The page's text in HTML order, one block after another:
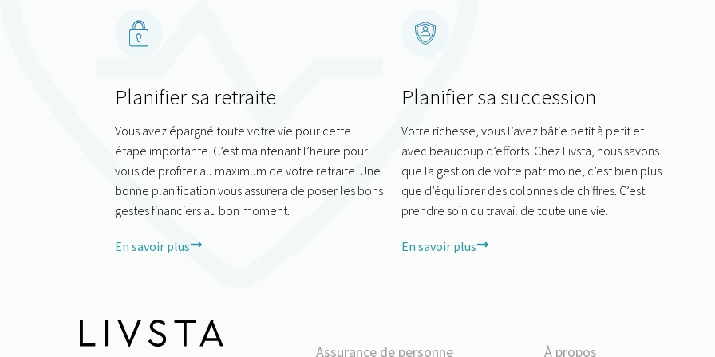
Planifier sa retraite
Vous avez épargné toute votre vie pour cette
étape importante. C’est maintenant l’heure pour
vous de profiter au maximum de votre retraite. Une
bonne planification vous assurera de poser les bons
gestes financiers au bon moment.
En savoir plus
Planifier sa succession
Votre richesse, vous l’avez bâtie petit à petit et
avec beaucoup d’efforts. Chez Livsta, nous savons
que la gestion de votre patrimoine, c’est bien plus
que d’équilibrer des colonnes de chiffres. C’est
prendre soin du travail de toute une vie.
En savoir plus
Assurance de personne À propos